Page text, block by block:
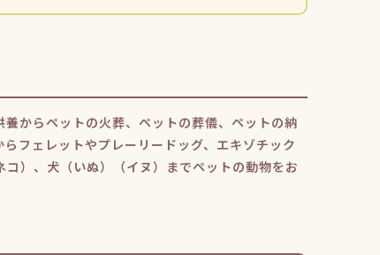
からペットの火葬、ペットの葬儀、ペットの納
フェレットやプレーリードッグ、エキゾチック
）、犬（いぬ）（イヌ）までペットの動物をお